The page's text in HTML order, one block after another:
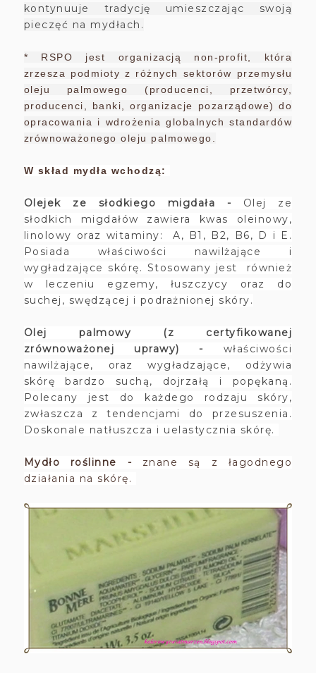
kontynuuje tradycję umieszczając swoją
pieczęć na mydłach.
* RSPO jest organizacją non-profit, która
zrzesza podmioty z różnych sektorów przemysłu
oleju palmowego (producenci, przetwórcy,
producenci, banki, organizacje pozarządowe) do
opracowania i wdrożenia globalnych standardów
zrównoważonego oleju palmowego.
W skład mydła wchodzą:
Olejek ze słodkiego migdała -
Olej ze
słodkich migdałów zawiera kwas oleinowy,
linolowy oraz witaminy: A, B1, B2, B6, D i E.
Posiada właściwości nawilżające i
wygładzające skórę. Stosowany jest również
w leczeniu egzemy, łuszczycy oraz do
suchej, swędzącej i podrażnionej skóry.
Olej palmowy (z certyfikowanej
zrównoważonej uprawy) - właściwości
nawilżające, oraz wygładzające, odżywia
skórę bardzo suchą, dojrzałą i popękaną.
Polecany jest do każdego rodzaju skóry,
zwłaszcza z tendencjami do przesuszenia.
Doskonale natłuszcza i uelastycznia skórę.
Mydło roślinne - znane są z łagodnego
działania na skórę.